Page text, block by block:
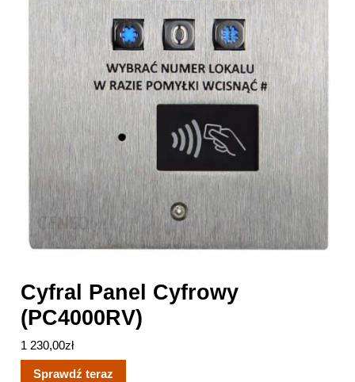
Cyfral Panel Cyfrowy
(PC4000RV)
1 230,00zł
Sprawdź teraz